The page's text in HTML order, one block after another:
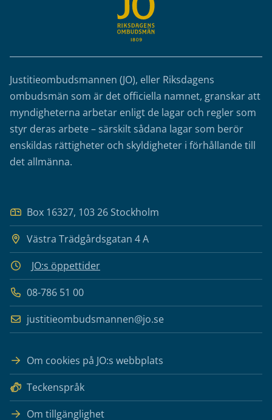
Justitieombudsmannen (JO), eller Riksdagens
ombudsmän som är det officiella namnet, granskar att
myndigheterna arbetar enligt de lagar och regler som
styr deras arbete – särskilt sådana lagar som berör
enskildas rättigheter och skyldigheter i förhållande till
det allmänna.
Box 16327, 103 26 Stockholm
Västra Trädgårdsgatan 4 A
JO:s öppettider
08-786 51 00
justitieombudsmannen@jo.se
Om cookies på JO:s webbplats
Teckenspråk
Om tillgänglighet